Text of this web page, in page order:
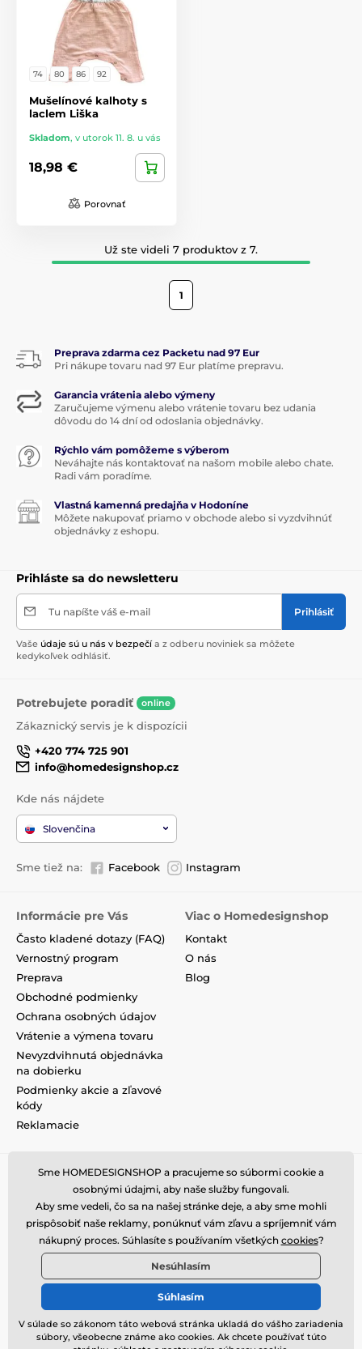
74 80 86 92
Mušelínové kalhoty s
laclem Liška
Skladom, v utorok 11. 8. u vás
18,98 €
Porovnať
Už ste videli 7 produktov z 7.
1
Preprava zdarma cez Packetu nad 97 Eur
Pri nákupe tovaru nad 97 Eur platíme prepravu.
Garancia vrátenia alebo výmeny
Zaručujeme výmenu alebo vrátenie tovaru bez udania
dôvodu do 14 dní od odoslania objednávky.
Rýchlo vám pomôžeme s výberom
Neváhajte nás kontaktovať na našom mobile alebo chate.
Radi vám poradíme.
Vlastná kamenná predajňa v Hodoníne
Môžete nakupovať priamo v obchode alebo si vyzdvihnúť
objednávky z eshopu.
Prihláste sa do newsletteru
Tu napíšte váš e-mail Prihlásiť
Vaše údaje sú u nás v bezpečí a z odberu noviniek sa môžete
kedykoľvek odhlásiť.
Potrebujete poradiť online
Zákaznický servis je k dispozícii
+420 774 725 901
info@homedesignshop.cz
Kde nás nájdete
Slovenčina
Sme tiež na: Facebook Instagram
Informácie pre Vás
Často kladené dotazy (FAQ)
Vernostný program
Preprava
Obchodné podmienky
Ochrana osobných údajov
Vrátenie a výmena tovaru
Nevyzdvihnutá objednávka
na dobierku
Podmienky akcie a zľavové
kódy
Reklamacie
Viac o Homedesignshop
Kontakt
O nás
Blog
© 2026 www.homedesignshop.sk ⦁ E-shop vytvorilaSIMPLIA.cz
Sme HOMEDESIGNSHOP a pracujeme so súbormi cookie a
osobnými údajmi, aby naše služby fungovali.
Aby sme vedeli, čo sa na našej stránke deje, a aby sme mohli
prispôsobiť naše reklamy, ponúknuť vám zľavu a spríjemniť vám
nákupný proces. Súhlasíte s používaním všetkých cookies?
Nesúhlasím
Súhlasím
V súlade so zákonom táto webová stránka ukladá do vášho zariadenia
súbory, všeobecne známe ako cookies. Ak chcete používať túto